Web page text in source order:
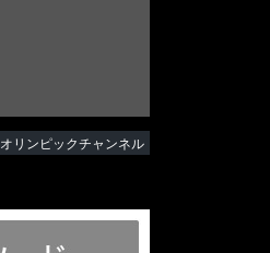
オリンピックチャンネル